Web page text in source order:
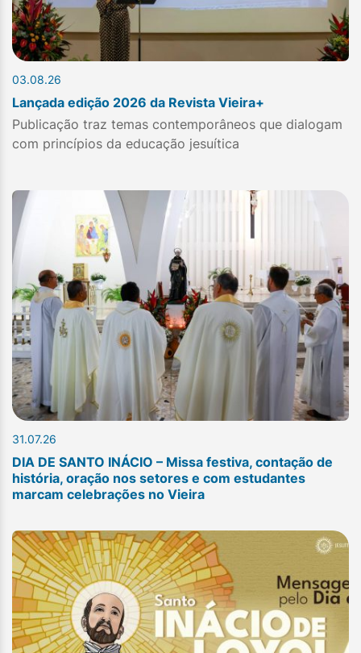
03.08.26
Lançada edição 2026 da Revista Vieira+
Publicação traz temas contemporâneos que dialogam
com princípios da educação jesuítica
31.07.26
DIA DE SANTO INÁCIO – Missa festiva, contação de
história, oração nos setores e com estudantes
marcam celebrações no Vieira